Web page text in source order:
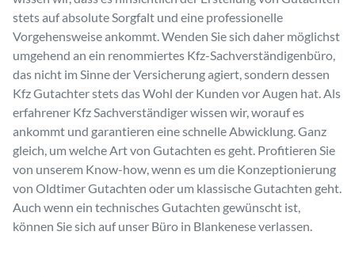
stets auf absolute Sorgfalt und eine professionelle
Vorgehensweise ankommt. Wenden Sie sich daher möglichst
umgehend an ein renommiertes Kfz-Sachverständigenbüro,
das nicht im Sinne der Versicherung agiert, sondern dessen
Kfz Gutachter stets das Wohl der Kunden vor Augen hat. Als
erfahrener Kfz Sachverständiger wissen wir, worauf es
ankommt und garantieren eine schnelle Abwicklung. Ganz
gleich, um welche Art von Gutachten es geht. Profitieren Sie
von unserem Know-how, wenn es um die Konzeptionierung
von Oldtimer Gutachten oder um klassische Gutachten geht.
Auch wenn ein technisches Gutachten gewünscht ist,
können Sie sich auf unser Büro in Blankenese verlassen.